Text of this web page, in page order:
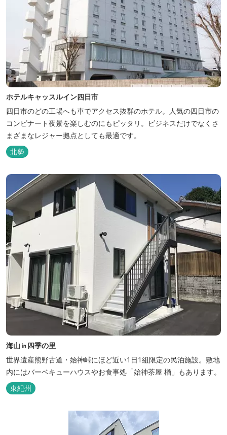
ホテルキャッスルイン四日市
四日市のどの工場へも車でアクセス抜群のホテル。人気の四日市の
コンビナート夜景を楽しむのにもピッタリ。ビジネスだけでなくさ
まざまなレジャー拠点としても最適です。
北勢
海山㏌四季の里
世界遺産熊野古道・始神峠にほど近い1日1組限定の民泊施設。敷地
内にはバーベキューハウスやお食事処「始神茶屋 楢」もあります。
東紀州